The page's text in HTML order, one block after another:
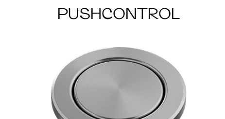
PUSHCONTROL